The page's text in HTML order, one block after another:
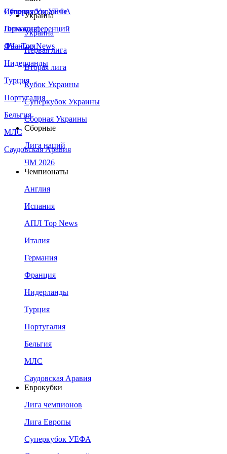
Сборная Украины
Италия
Германия
Франция
Нидерланды
Турция
Португалия
Бельгия
МЛС
Саудовская Аравия
Суперкубок УЕФА
Лига конференций
ЛЧ - Top News
Украина
Украина
Первая лига
Вторая лига
Кубок Украины
Суперкубок Украины
Сборная Украины
Сборные
Лига наций
ЧМ 2026
Чемпионаты
Англия
Испания
АПЛ Top News
Италия
Германия
Франция
Нидерланды
Турция
Португалия
Бельгия
МЛС
Саудовская Аравия
Еврокубки
Лига чемпионов
Лига Европы
Суперкубок УЕФА